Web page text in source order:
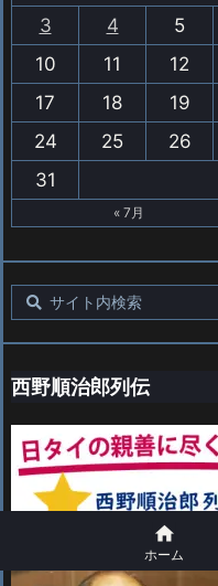
3
4 5
10
11 12
17
18 19
24
25 26
31
« 7月
西野順治郎列伝

ホーム